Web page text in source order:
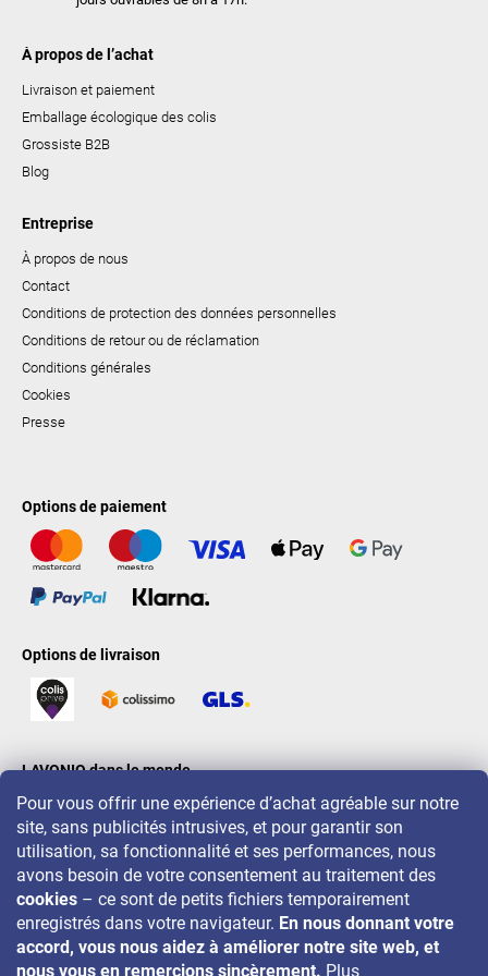
Pour vous offrir une expérience d’achat agréable sur notre
site, sans publicités intrusives, et pour garantir son
utilisation, sa fonctionnalité et ses performances, nous
avons besoin de votre consentement au traitement des
cookies – ce sont de petits fichiers temporairement
enregistrés dans votre navigateur. En nous donnant votre
accord, vous nous aidez à améliorer notre site web, et
nous vous en remercions sincèrement. Plus
À propos de l’achat
Livraison et paiement
Emballage écologique des colis
Grossiste B2B
Blog
Entreprise
À propos de nous
Contact
Conditions de protection des données personnelles
Conditions de retour ou de réclamation
Conditions générales
Cookies
Presse
Options de paiement
Options de livraison
LAVONIO dans le monde
Pour des promotions, concours et réductions, suivez-nous sur: